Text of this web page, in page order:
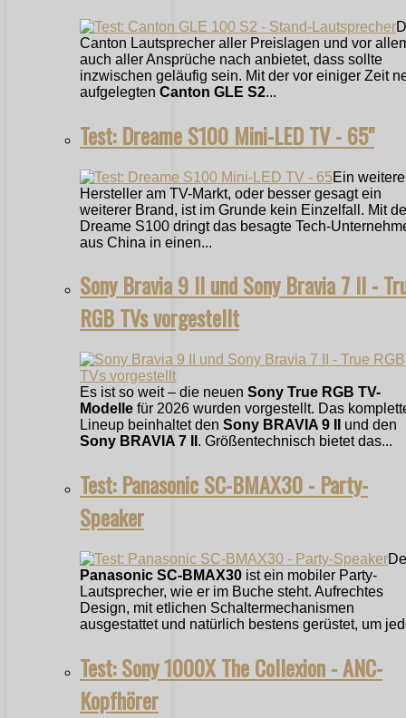
Canton Lautsprecher aller Preislagen und vor
auch aller Ansprüche nach anbietet, dass sollte
inzwischen geläufig sein. Mit der vor einiger Zeit
aufgelegten Canton GLE S2...
Test: Dreame S100 Mini-LED TV - 65"
Ein
Hersteller am TV-Markt, oder besser gesagt ein
weiterer Brand, ist im Grunde kein Einzelfall. Mit
Dreame S100 dringt das besagte Tech-
aus China in einen...
Sony Bravia 9 II und Sony Bravia 7 II -
RGB TVs vorgestellt
Es ist so weit – die neuen Sony True RGB TV-
Modelle für 2026 wurden vorgestellt. Das
Lineup beinhaltet den Sony BRAVIA 9 II
und den
Sony BRAVIA 7 II . Größentechnisch bietet das...
Test: Panasonic SC-BMAX30 - Party-
Speaker
Panasonic SC-BMAX30 ist ein mobiler Party-
Lautsprecher, wie er im Buche steht. Aufrechtes
Design, mit etlichen Schaltermechanismen
ausgestattet und natürlich bestens gerüstet, um
Test: Sony 1000X The Collexion - ANC-
Kopfhörer